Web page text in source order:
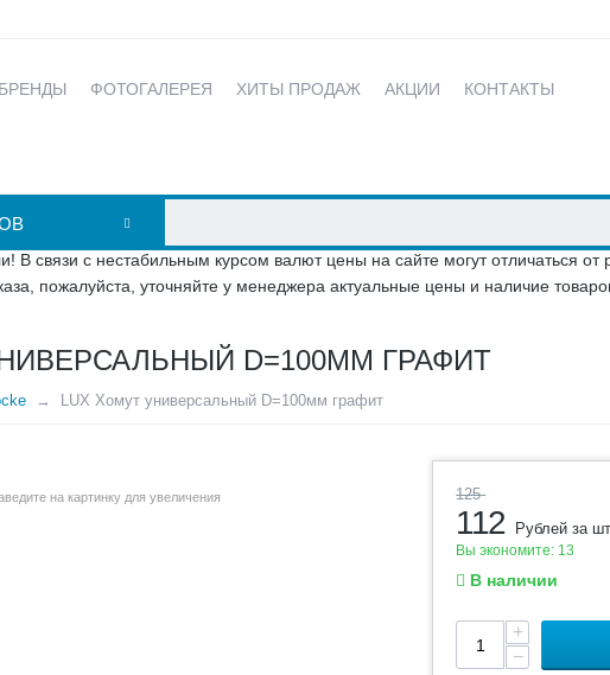
БРЕНДЫ ФОТОГАЛЕРЕЯ ХИТЫ ПРОДАЖ АКЦИИ КОНТАКТЫ
В связи с нестабильным курсом валют цены на сайте могут отличаться от
пожалуйста, уточняйте у менеджера актуальные цены и наличие
D=100ММ ГРАФИТ
LUX Хомут универсальный D=100мм графит
на картинку для увеличения 125
112 Рублей за
Вы экономите: 13
В наличии
+
−